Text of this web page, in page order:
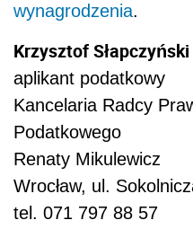
wynagrodzenia.
Krzysztof Słapczyński
aplikant podatkowy
Kancelaria Radcy
Podatkowego
Renaty Mikulewicz
Wrocław, ul.
tel. 071 797 88 57